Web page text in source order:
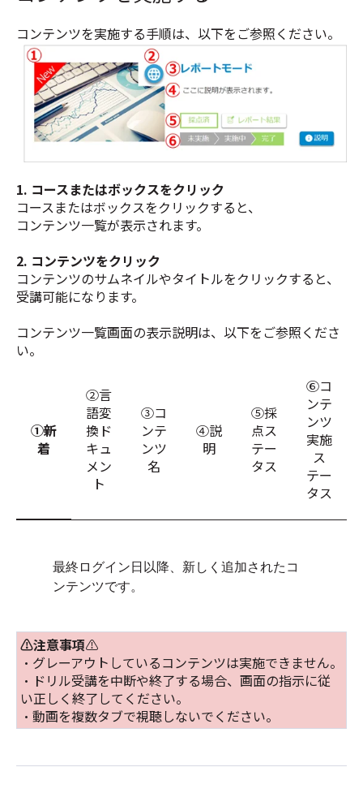
コンテンツを実施する手順は、以下をご参照ください。
1. コースまたはボックスをクリック
コースまたはボックスをクリックすると、
コンテンツ一覧が表示されます。
2. コンテンツをクリック
コンテンツのサムネイルやタイトルをクリックすると、
受講可能になります。
コンテンツ一覧画面の表示説明は、以下をご参照くださ
い。
①新
着
②言
語変
換ド
キュ
メン
ト
③コ
ンテ
ンツ
名
④説
明
⑤採
点ス
テー
タス
⑥コ
ンテ
ンツ
実施
ス
テー
タス
最終ログイン日以降、新しく追加されたコ
ンテンツです。
⚠️注意事項⚠️
・グレーアウトしているコンテンツは実施できません。
・ドリル受講を中断や終了する場合、画面の指示に従
い正しく終了してください。
・動画を複数タブで視聴しないでください。